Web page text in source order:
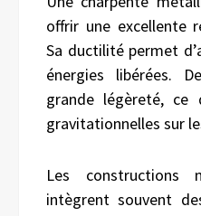
offrir une excellente
Sa ductilité permet
énergies libérées.
grande légèreté, ce
gravitationnelles sur
Les constructions
intègrent souvent